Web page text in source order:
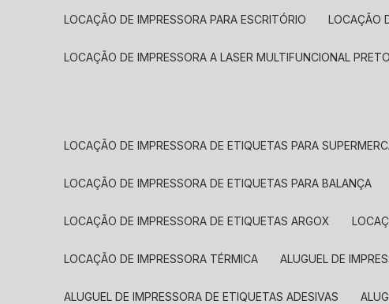
LOCAÇÃO DE IMPRESSORA PARA ESCRITÓRIO LOCAÇÃO
LOCAÇÃO DE IMPRESSORA A LASER MULTIFUNCIONAL
LOCAÇÃO DE IMPRESSORA DE ETIQUETAS PARA
LOCAÇÃO DE IMPRESSORA DE ETIQUETAS PARA BALANÇA
LOCAÇÃO DE IMPRESSORA DE ETIQUETAS ARGOX
LOCAÇÃO DE IMPRESSORA TÉRMICA ALUGUEL DE
ALUGUEL DE IMPRESSORA DE ETIQUETAS ADESIVAS